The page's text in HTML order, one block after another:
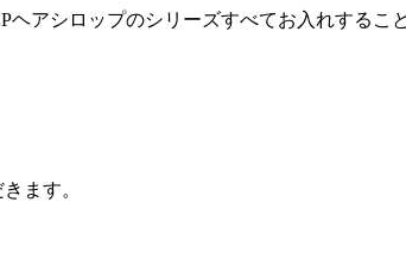
アシロップのシリーズすべてお入れする
ます。